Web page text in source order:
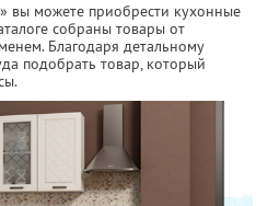
вы можете приобрести кухонные
собраны товары от
Благодаря детальному
подобрать товар, который